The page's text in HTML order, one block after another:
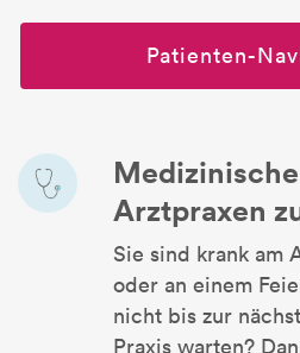
Patienten-
Arztpraxen
Sie sind krank am
oder an einem
nicht bis zur
Praxis warten?